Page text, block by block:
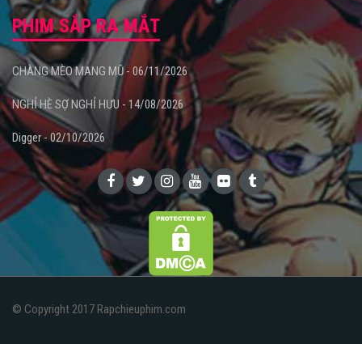
PHIM SẮP RA MẮT
CHÀNG MÈO MANG MŨ - 06/11/2026
NGHỈ HÈ SỢ NGHỈ HƯU - 14/08/2026
Digger - 02/10/2026
© Copyright 2017 Rapchieuphim.com